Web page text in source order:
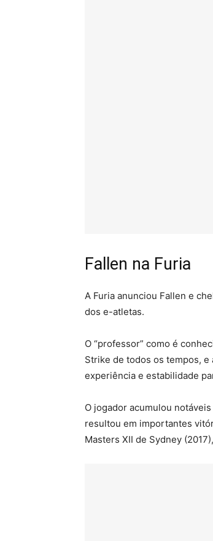
Fallen na Furia
A Furia anunciou Fallen e
dos e-atletas.
O “professor” como é
Strike de todos os tempos,
experiência e estabilidade
O jogador acumulou
resultou em importantes
Masters XII de Sydney